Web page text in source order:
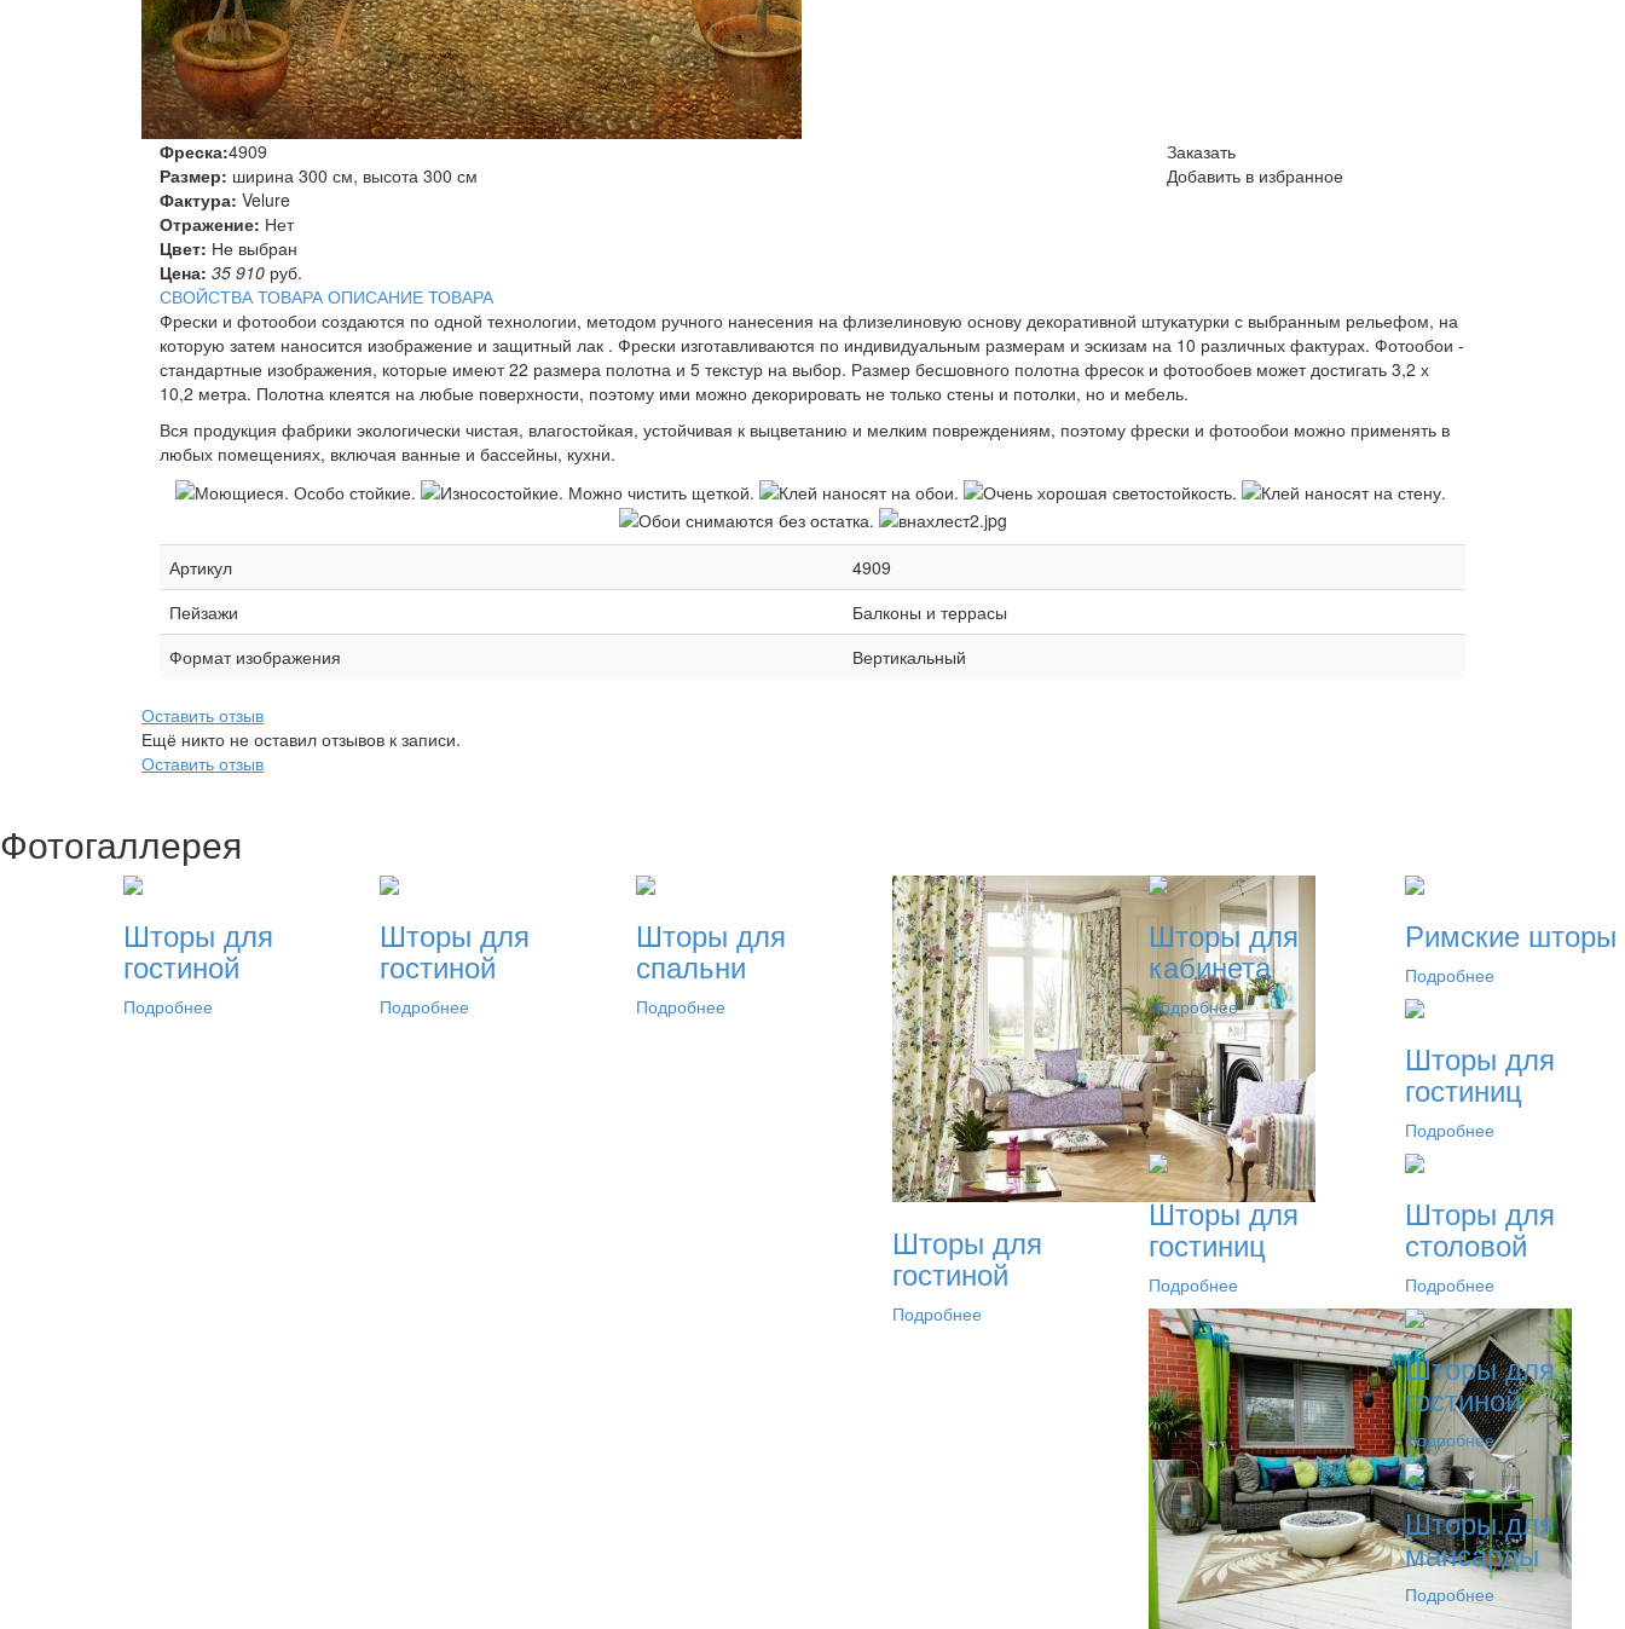
Фреска:4909
Размер: ширина 300 см, высота 300 см
Фактура: Velure
Отражение: Нет
Цвет: Не выбран
Цена: 35 910 руб.
Заказать
Добавить в избранное
СВОЙСТВА ТОВАРА ОПИСАНИЕ ТОВАРА
Фрески и фотообои создаются по одной технологии, методом ручного нанесения на флизелиновую основу декоративной штукатурки с выбранным рельефом, на
которую затем наносится изображение и защитный лак . Фрески изготавливаются по индивидуальным размерам и эскизам на 10 различных фактурах. Фотообои -
стандартные изображения, которые имеют 22 размера полотна и 5 текстур на выбор. Размер бесшовного полотна фресок и фотообоев может достигать 3,2 х
10,2 метра. Полотна клеятся на любые поверхности, поэтому ими можно декорировать не только стены и потолки, но и мебель.
Вся продукция фабрики экологически чистая, влагостойкая, устойчивая к выцветанию и мелким повреждениям, поэтому фрески и фотообои можно применять в
любых помещениях, включая ванные и бассейны, кухни.
Артикул
4909
Пейзажи
Балконы и террасы
Формат изображения
Вертикальный
Оставить отзыв
Ещё никто не оставил отзывов к записи.
Оставить отзыв
Фотогаллерея
Шторы для
гостиной
Подробнее
Шторы для
гостиной
Подробнее
Шторы для
спальни
Подробнее
Шторы для
гостиной
Подробнее
Шторы для
кабинета
Подробнее
Римские шторы
Подробнее
Шторы для
гостиниц
Подробнее
Шторы для
гостиниц
Подробнее
Шторы для
столовой
Подробнее
Шторы для
гостиной
Подробнее
Шторы для
мансарды
Подробнее